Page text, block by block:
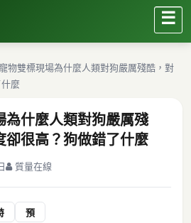
☰
物雙標現場為什麼人類對狗嚴厲殘酷，對
麼
為什麼人類對狗嚴厲殘
卻很高？狗做錯了什麼
質量在線
預